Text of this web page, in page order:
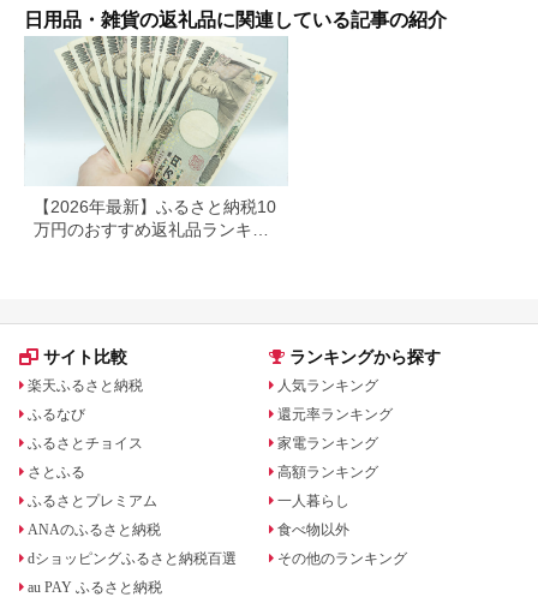
日用品・雑貨の返礼品に関連している記事の紹介
【2026年最新】ふるさと納税10
万円のおすすめ返礼品ランキン
サイト比較
楽天ふるさと納税
ふるなび
ふるさとチョイス
さとふる
ふるさとプレミアム
ANAのふるさと納税
dショッピングふるさと納税百選
au PAY ふるさと納税
ランキングから探す
人気ランキング
還元率ランキング
家電ランキング
高額ランキング
一人暮らし
食べ物以外
その他のランキング